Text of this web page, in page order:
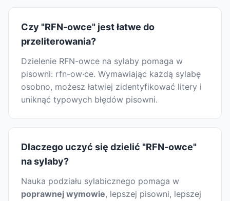
Czy "RFN-owce" jest łatwe do
przeliterowania?
Dzielenie RFN-owce na sylaby pomaga w
pisowni: rfn-ow·ce. Wymawiając każdą sylabę
osobno, możesz łatwiej zidentyfikować litery i
uniknąć typowych błędów pisowni.
Dlaczego uczyć się dzielić "RFN-owce"
na sylaby?
Nauka podziału sylabicznego pomaga w
poprawnej wymowie, lepszej pisowni, lepszej